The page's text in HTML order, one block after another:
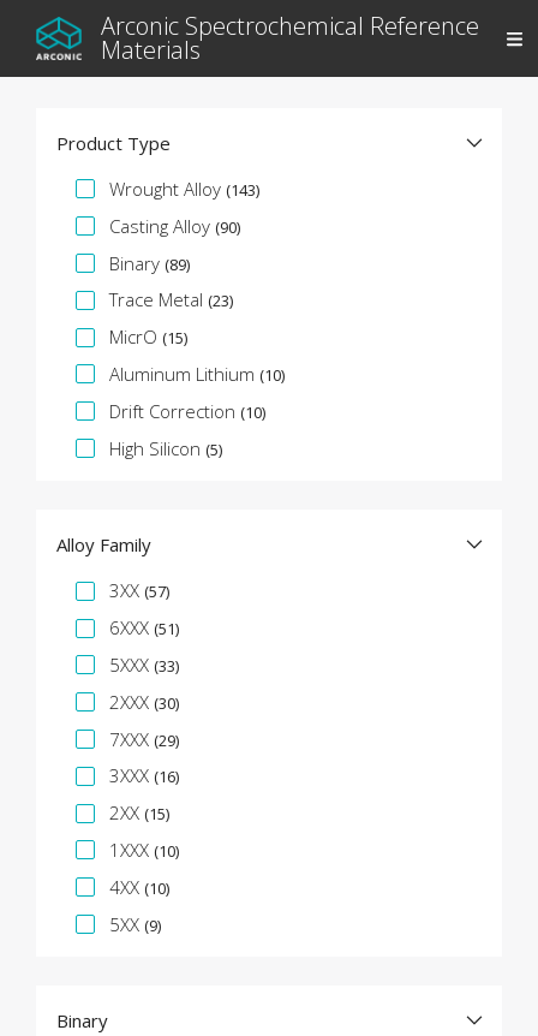
Arconic Spectrochemical Reference
Materials
Product Type
Facette de spécification
Wrought Alloy (143)
Casting Alloy (90)
Binary (89)
Trace Metal (23)
MicrO (15)
Aluminum Lithium (10)
Drift Correction (10)
High Silicon (5)
Alloy Family
Facette de spécification
3XX (57)
6XXX (51)
5XXX (33)
2XXX (30)
7XXX (29)
3XXX (16)
2XX (15)
1XXX (10)
4XX (10)
5XX (9)
Binary